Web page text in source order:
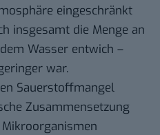
eingeschränkt
insgesamt die Menge an
Wasser entwich –
war.
Sauerstoffmangel
Zusammensetzung